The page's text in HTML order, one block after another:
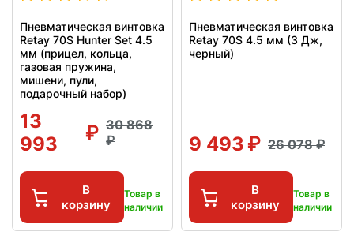
Пневматическая винтовка
Retay 70S Hunter Set 4.5
мм (прицел, кольца,
газовая пружина,
мишени, пули,
подарочный набор)
13
993
30 868
В
корзину
Товар в
наличии
Пневматическая винтовка
Retay 70S 4.5 мм (3 Дж,
черный)
9 493 26 078
В
корзину
Товар в
наличии